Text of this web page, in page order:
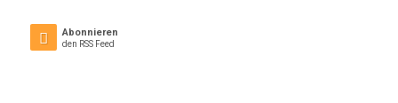
Abonnieren
den RSS Feed